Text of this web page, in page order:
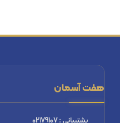
هفت آسمان
پشتیبانی : 02179107